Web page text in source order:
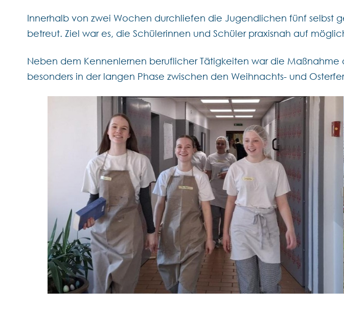
Innerhalb von zwei Wochen durchliefen die Jugendlichen fünf selbst
betreut. Ziel war es, die Schülerinnen und Schüler praxisnah auf
Neben dem Kennenlernen beruflicher Tätigkeiten war die
besonders in der langen Phase zwischen den Weihnachts- und